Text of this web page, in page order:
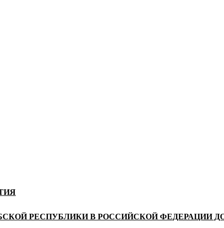
РЕСПУБЛИКИ В РОССИЙСКОЙ ФЕДЕРАЦИИ